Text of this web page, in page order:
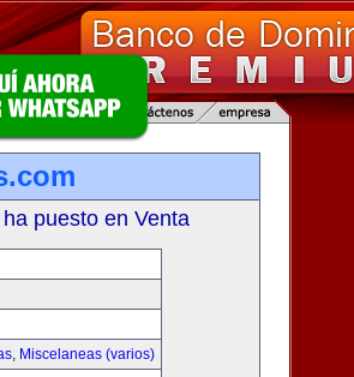
puesto en Venta
, Miscelaneas (varios)